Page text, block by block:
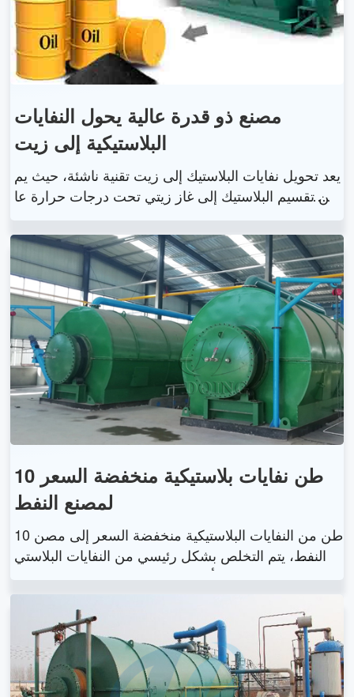
مصنع ذو قدرة عالية يحول النفايات
البلاستيكية إلى زيت
يعد تحويل نفايات البلاستيك إلى زيت تقنية ناشئة، حيث يم
كن تقسيم البلاستيك إلى غاز زيتي تحت درجات حرارة عا
يد غاز الزيت إلى زيت. من خلال الآلة، لا يمكننا معالجة الن
فايات البلاستيكية فحسب، بل يمكننا أيضًا الحصول على م
وارد نفطية قيمة. قد يشعر بعض الناس بالقلق بشأن التلو
ث للمرة الثانية.
10 طن نفايات بلاستيكية منخفضة السعر
10 طن من النفايات البلاستيكية منخفضة السعر إلى مصن
ع النفط، يتم التخلص بشكل رئيسي من النفايات البلاستي
كية إلى زيت الوقود وأسود الكربون. يبلغ حجم الزيت البلا